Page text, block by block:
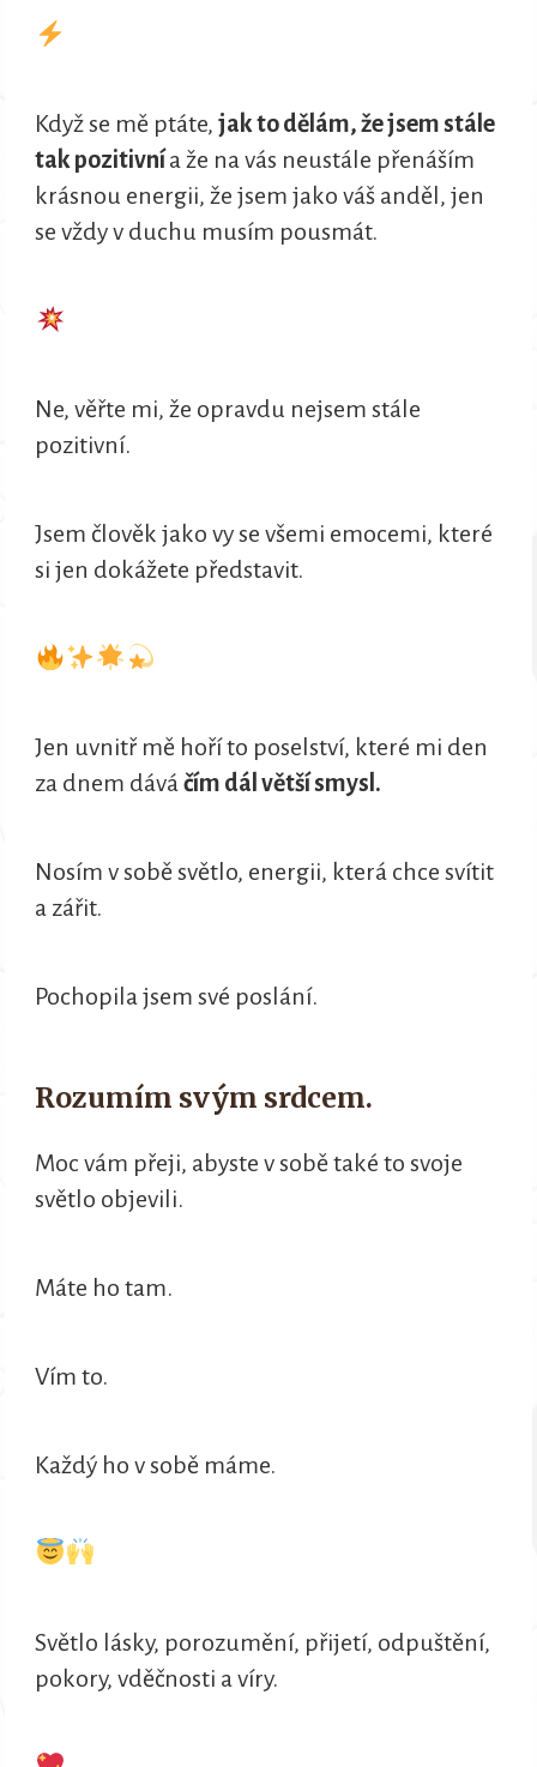
Když se mě ptáte,jak to dělám, že jsem stále
tak pozitivnía že na vás neustále přenáším
krásnou energii, že jsem jako váš anděl, jen
se vždy v duchu musím pousmát.
Ne, věřte mi, že opravdu nejsem stále
pozitivní.
Jsem člověk jako vy se všemi emocemi, které
si jen dokážete představit.
Jen uvnitř mě hoří to poselství, které mi den
za dnem dáváčím dál větší smysl.
Nosím v sobě světlo, energii, která chce svítit
a zářit.
Pochopila jsem své poslání.
Rozumím svým srdcem.
Moc vám přeji, abyste v sobě také to svoje
světlo objevili.
Máte ho tam.
Vím to.
Každý ho v sobě máme.
Světlo lásky, porozumění, přijetí, odpuštění,
pokory, vděčnosti a víry.